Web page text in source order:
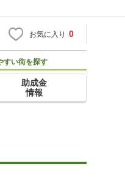
お気に入り 0
すい街を探す
助成金
情報